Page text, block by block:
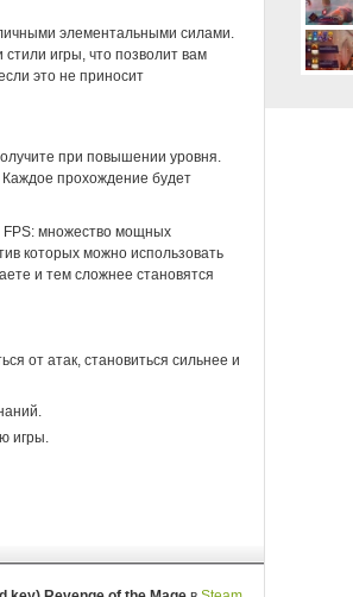
элементальными силами.
игры, что позволит вам
это не приносит
при повышении уровня.
прохождение будет
FPS: множество мощных
которых можно использовать
и тем сложнее становятся
от атак, становиться сильнее и
игры.